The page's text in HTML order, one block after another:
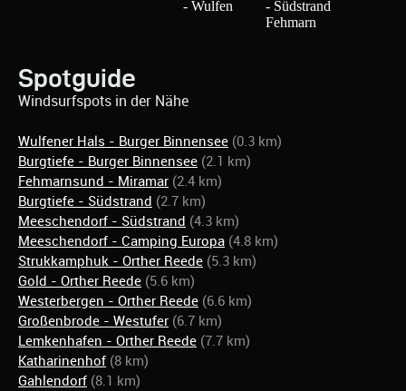
Spotguide
Windsurfspots in der Nähe
Wulfener Hals - Burger Binnensee (0.3 km)
Burgtiefe - Burger Binnensee (2.1 km)
Fehmarnsund - Miramar (2.4 km)
Burgtiefe - Südstrand (2.7 km)
Meeschendorf - Südstrand (4.3 km)
Meeschendorf - Camping Europa (4.8 km)
Strukkamphuk - Orther Reede (5.3 km)
Gold - Orther Reede (5.6 km)
Westerbergen - Orther Reede (6.6 km)
Großenbrode - Westufer (6.7 km)
Lemkenhafen - Orther Reede (7.7 km)
Katharinenhof (8 km)
Gahlendorf (8.1 km)